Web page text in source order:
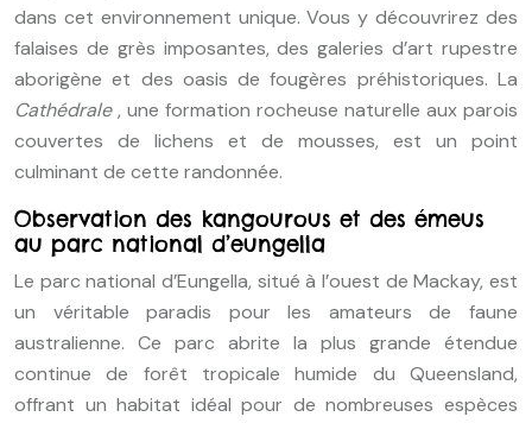
dans cet environnement unique. Vous y découvrirez des
falaises de grès imposantes, des galeries d’art rupestre
aborigène et des oasis de fougères préhistoriques. La
Cathédrale, une formation rocheuse naturelle aux parois
couvertes de lichens et de mousses, est un point
culminant de cette randonnée.
Observation des kangourous et des émeus
au parc national d’eungella
Le parc national d’Eungella, situé à l’ouest de Mackay, est
un véritable paradis pour les amateurs de faune
australienne. Ce parc abrite la plus grande étendue
continue de forêt tropicale humide du Queensland,
offrant un habitat idéal pour de nombreuses espèces